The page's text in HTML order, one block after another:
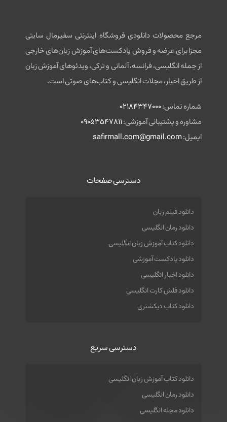
مرجع محصولات دانلودی فروشگاه اینترنتی سفیرمال سایتی
مجزا برای عرضه و فروش پادکست‌های آموزش زبان‌های خارجی
از جمله انگلیسی، فرانسه، آلمانی و ترکی، ویدئوهای آموزش زبان
از طریق اخبار، مجلات انگلیسی و کتاب‌های صوتی است.
شماره تماس:02184347000
مشاوره و پشتیبانی آموزشی:09053547811
ایمیل:safirmall.com@gmail.com
دسترسی صفحات
دانلود فیلم زبان
دانلود رمان انگلیسی
دانلود کتاب آموزش زبان انگلیسی
دانلود پادکست آموزشی
دانلود اخبار انگلیسی
دانلود فلش کارت انگلیسی
دانلود کتاب دیکشنری
دسترسی سریع
دانلود کتاب آموزش زبان انگلیسی
دانلود رمان انگلیسی
دانلود مجله انگلیسی